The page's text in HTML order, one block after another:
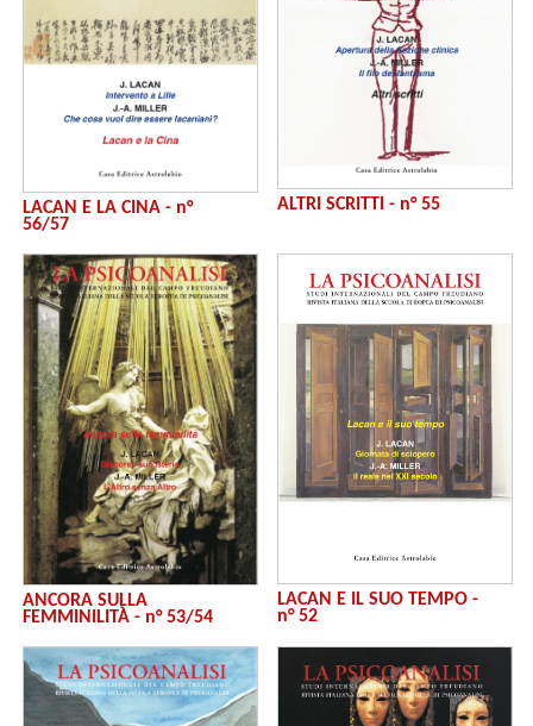
LACAN E LA CINA - n°
56/57
ALTRI SCRITTI - n° 55
ANCORA SULLA
FEMMINILITÀ - n° 53/54
LACAN E IL SUO TEMPO -
n° 52